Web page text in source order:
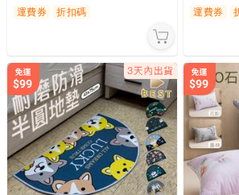
運費券 折扣碼 運費券